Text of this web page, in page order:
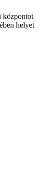
központot
helyet